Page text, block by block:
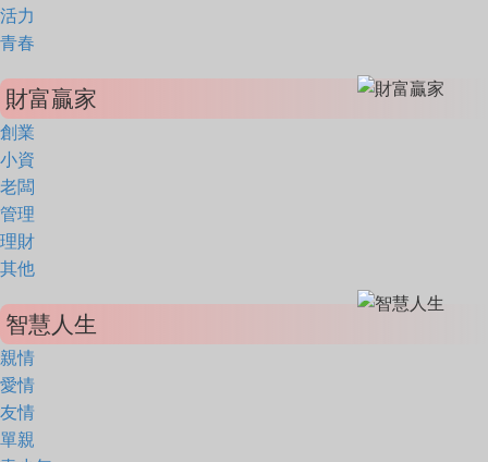
活力
青春
財富贏家
創業
小資
老闆
管理
理財
其他
智慧人生
親情
愛情
友情
單親